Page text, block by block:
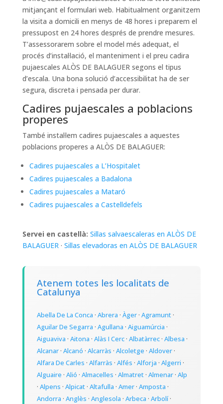
mitjançant el formulari web. Habitualment organitzem
la visita a domicili en menys de 48 hores i preparem el
pressupost en 24 hores després de prendre mesures.
T’assessorarem sobre el model més adequat, el
procés d’instal·lació, el manteniment i el preu cadira
pujaescales ALÒS DE BALAGUER segons el tipus
d’escala. Una bona solució d’accessibilitat ha de ser
segura, discreta i pensada per durar.
Cadires pujaescales a poblacions
properes
També instal·lem cadires pujaescales a aquestes
poblacions properes a ALÒS DE BALAGUER:
Cadires pujaescales a L’Hospitalet
Cadires pujaescales a Badalona
Cadires pujaescales a Mataró
Cadires pujaescales a Castelldefels
Servei en castellà: Sillas salvaescaleras en ALÒS DE
BALAGUER· Sillas elevadoras en ALÒS DE BALAGUER
Atenem totes les localitats de
Catalunya
Abella De La Conca · Abrera · Àger· Agramunt·
Aguilar De Segarra · Agullana · Aiguamúrcia ·
Aiguaviva · Aitona · Alàs I Cerc· Albatàrrec· Albesa ·
Alcanar· Alcanó · Alcarràs · Alcoletge · Aldover·
Alfara De Carles · Alfarràs · Alfés · Alforja · Algerri ·
Alguaire · Alió · Almacelles · Almatret· Almenar· Alp
· Alpens · Alpicat· Altafulla · Amer· Amposta ·
Andorra · Anglès · Anglesola · Arbeca · Arbolí·